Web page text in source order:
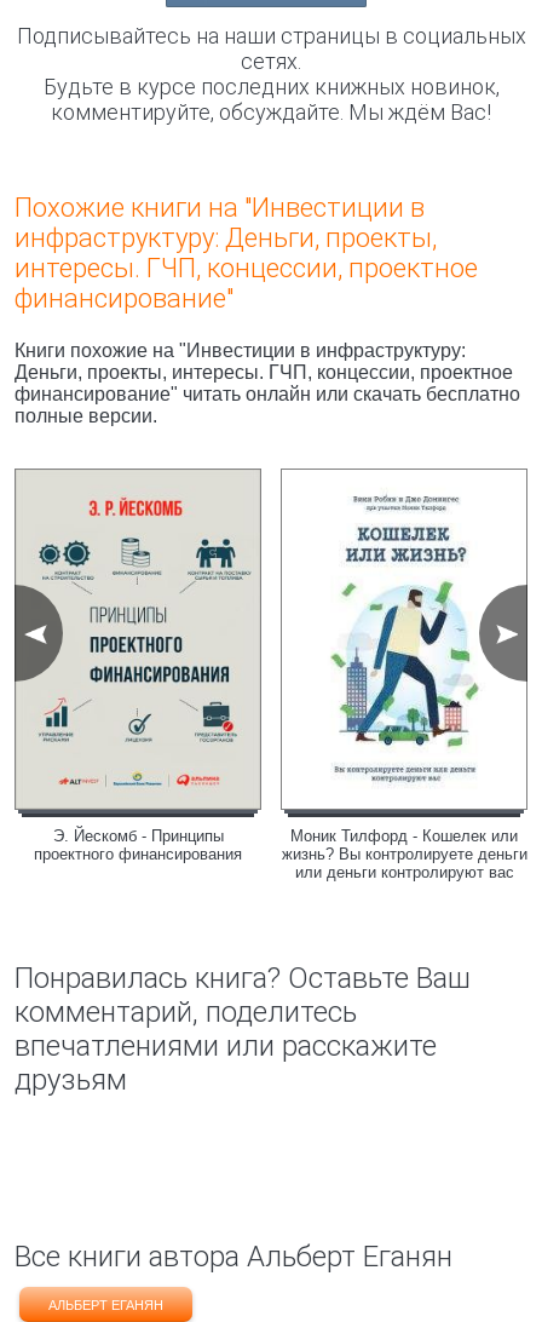
Подписывайтесь на наши страницы в социальных
сетях.
Будьте в курсе последних книжных новинок,
комментируйте, обсуждайте. Мы ждём Вас!
Похожие книги на "Инвестиции в
инфраструктуру: Деньги, проекты,
интересы. ГЧП, концессии, проектное
финансирование"
Книги похожие на "Инвестиции в инфраструктуру:
Деньги, проекты, интересы. ГЧП, концессии, проектное
финансирование" читать онлайн или скачать бесплатно
полные версии.
Э. Йескомб - Принципы
проектного финансирования
Моник Тилфорд - Кошелек или
жизнь? Вы контролируете деньги
или деньги контролируют вас
Понравилась книга? Оставьте Ваш
комментарий, поделитесь
впечатлениями или расскажите
друзьям
Все книги автора Альберт Еганян
АЛЬБЕРТ ЕГАНЯН